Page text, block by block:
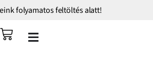
folyamatos feltöltés alatt!